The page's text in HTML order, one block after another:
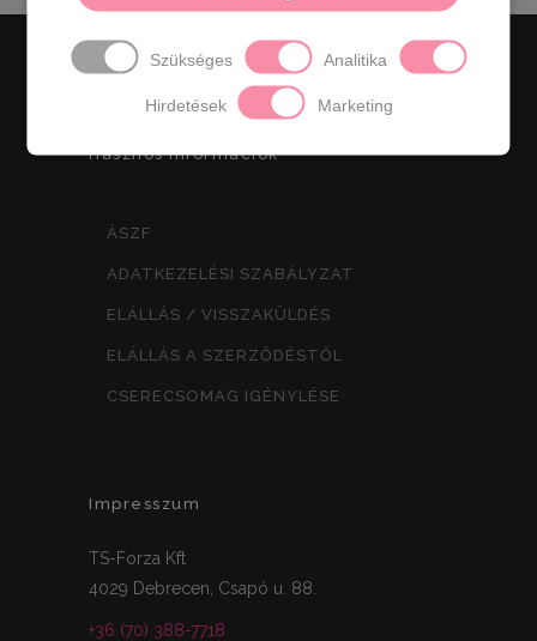
990 Ft.890 Ft.
Hasznos információk
ÁSZF
ADATKEZELÉSI SZABÁLYZAT
ELÁLLÁS / VISSZAKÜLDÉS
ELÁLLÁS A SZERZŐDÉSTŐL
CSERECSOMAG IGÉNYLÉSE
Impresszum
TS-Forza Kft
4029 Debrecen, Csapó u. 88.
+36 (70) 388-7718
Szükséges Analitika
Hirdetések Marketing